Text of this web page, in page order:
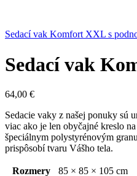
Sedací vak Komfort XXL s
Sedací vak
64,00 €
Sedacie vaky z našej ponuky sú
viac ako je len obyčajné kreslo
špeciálnym polystyrénovým
prispôsobí tvaru Vášho tela.
Rozmery 85 × 85 × 105 cm